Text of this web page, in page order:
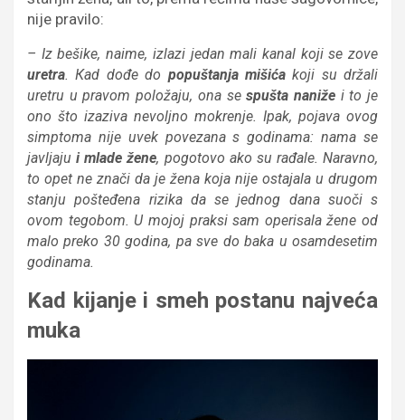
nije pravilo:
– Iz bešike, naime, izlazi jedan mali kanal koji se zove
uretra. Кad dođe do popuštanja mišićakoji su držali
uretru u pravom položaju, ona sespušta nanižei to je
ono što izaziva nevoljno mokrenje. Ipak, pojava ovog
simptoma nije uvek povezana s godinama: nama se
javljajui mlade žene, pogotovo ako su rađale. Naravno,
to opet ne znači da je žena koja nije ostajala u drugom
stanju pošteđena rizika da se jednog dana suoči s
ovom tegobom. U mojoj praksi sam operisala žene od
malo preko 30 godina, pa sve do baka u osamdesetim
godinama.
Kad kijanje i smeh postanu najveća
muka